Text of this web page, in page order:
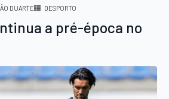
DUARTE DESPORTO
a pré-época no